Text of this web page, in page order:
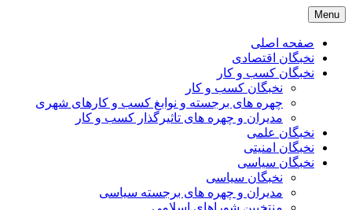
Skip
to
content
Menu
صفحه اصلی
نخبگان اقتصادی
نخبگان کسب و کار
نخبگان کسب و کار
چهره های برجسته و نوابغ کسب و کارهای شهری
مدیران و چهره های تاثیرگذار کسب و کار
نخبگان علمی
نخبگان امنیتی
نخبگان سیاسی
نخبگان سیاسی
مدیران و چهره های برجسته سیاسی
منتخبین شوراهای اسلامی